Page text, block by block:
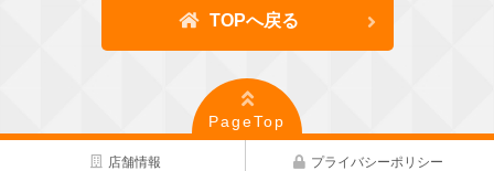
TOPへ戻る
PageTop
店舗情報 プライバシーポリシー